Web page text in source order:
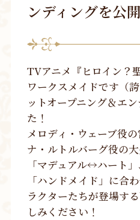
ンディングを公
TVアニメ『ヒロイン？
ワークスメイドです（
ットオープニング＆エ
た！
メロディ・ウェーブ役
ナ・ルトルバーグ役の
「マデュアル↔ハート
「ハンドメイド」に合
ラクターたちが登場す
しみください！